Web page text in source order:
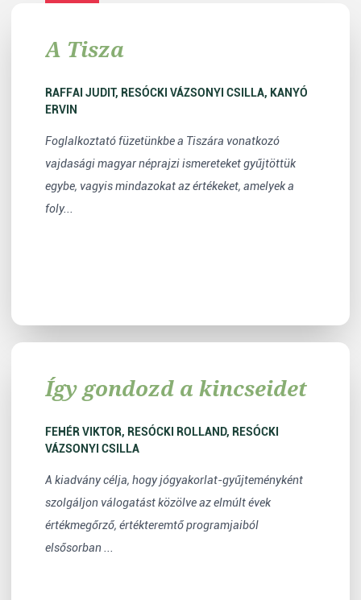
A Tisza
RAFFAI JUDIT, RESÓCKI VÁZSONYI CSILLA, KANYÓ
ERVIN
Foglalkoztató füzetünkbe a Tiszára vonatkozó
vajdasági magyar néprajzi ismereteket gyűjtöttük
egybe, vagyis mindazokat az értékeket, amelyek a
foly...
Így gondozd a kincseidet
FEHÉR VIKTOR, RESÓCKI ROLLAND, RESÓCKI
VÁZSONYI CSILLA
A kiadvány célja, hogy jógyakorlat-gyűjteményként
szolgáljon válogatást közölve az elmúlt évek
értékmegőrző, értékteremtő programjaiból
elsősorban ...